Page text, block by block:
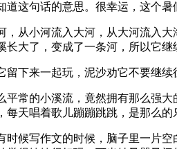
这句话的意思。很幸运，这个暑
从小河流入大河，从大河流入
大了，变成了一条河，所以它继
下来一起玩，泥沙劝它不要继
平常的小溪流，竟然拥有那么强
天唱着歌儿蹦蹦跳跳，是那么的
时候写作文的时候，脑子里一片